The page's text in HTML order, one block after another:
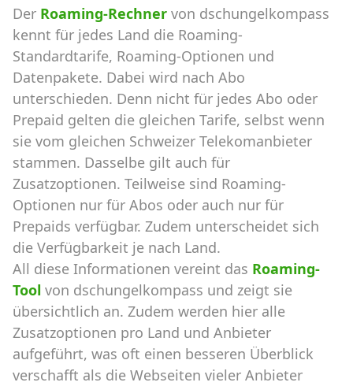
Der Roaming-Rechner von dschungelkompass
kennt für jedes Land die Roaming-
Standardtarife, Roaming-Optionen und
Datenpakete. Dabei wird nach Abo
unterschieden. Denn nicht für jedes Abo oder
Prepaid gelten die gleichen Tarife, selbst wenn
sie vom gleichen Schweizer Telekomanbieter
stammen. Dasselbe gilt auch für
Zusatzoptionen. Teilweise sind Roaming-
Optionen nur für Abos oder auch nur für
Prepaids verfügbar. Zudem unterscheidet sich
die Verfügbarkeit je nach Land.
All diese Informationen vereint das Roaming-
Tool von dschungelkompass und zeigt sie
übersichtlich an. Zudem werden hier alle
Zusatzoptionen pro Land und Anbieter
aufgeführt, was oft einen besseren Überblick
verschafft als die Webseiten vieler Anbieter